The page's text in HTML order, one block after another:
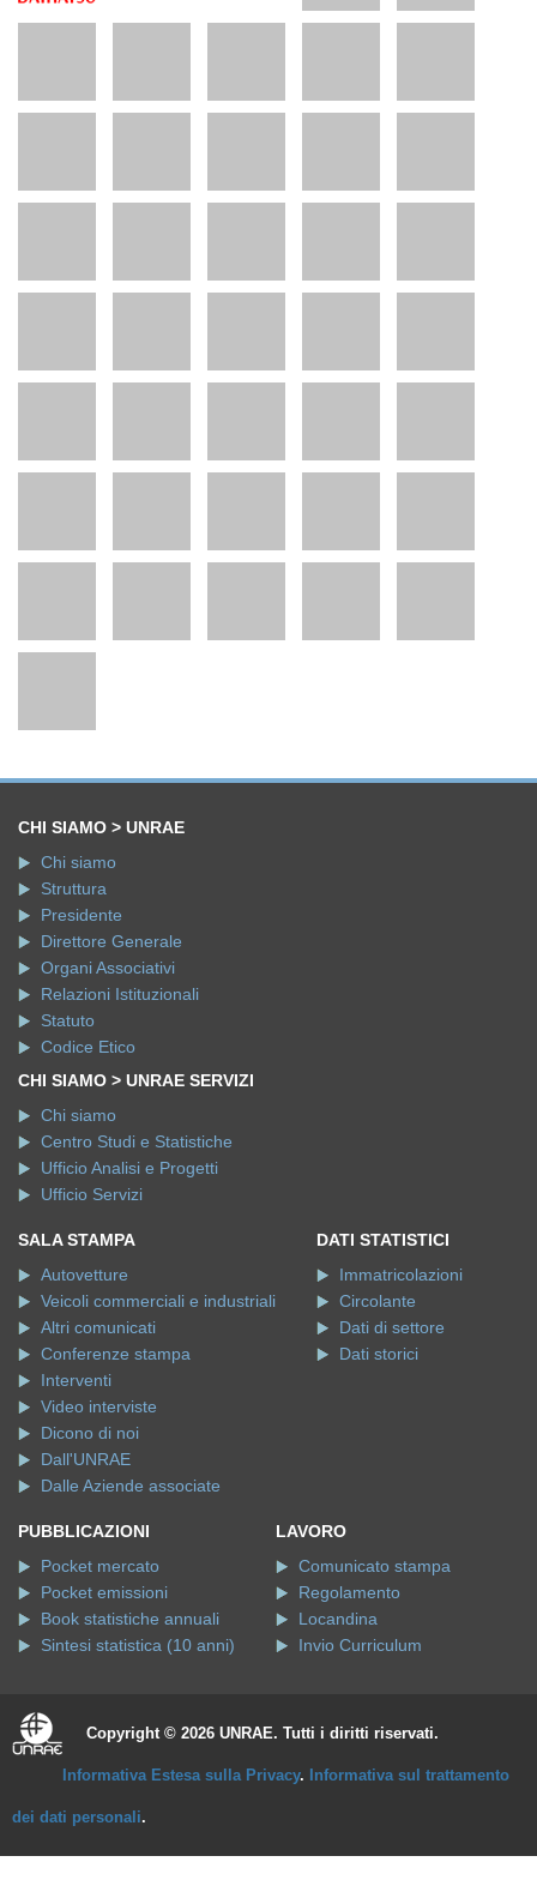
CHI SIAMO > UNRAE
Chi siamo
Struttura
Presidente
Direttore Generale
Organi Associativi
Relazioni Istituzionali
Statuto
Codice Etico
CHI SIAMO > UNRAE SERVIZI
Chi siamo
Centro Studi e Statistiche
Ufficio Analisi e Progetti
Ufficio Servizi
SALA STAMPA
Autovetture
Veicoli commerciali e industriali
Altri comunicati
Conferenze stampa
Interventi
Video interviste
Dicono di noi
Dall'UNRAE
Dalle Aziende associate
DATI STATISTICI
Immatricolazioni
Circolante
Dati di settore
Dati storici
PUBBLICAZIONI
Pocket mercato
Pocket emissioni
Book statistiche annuali
Sintesi statistica (10 anni)
LAVORO
Comunicato stampa
Regolamento
Locandina
Invio Curriculum
Copyright © 2026 UNRAE. Tutti i diritti riservati.
Informativa Estesa sulla Privacy. Informativa sul trattamento
dei dati personali.